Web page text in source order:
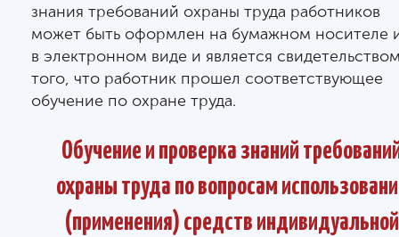
знания требований охраны труда работников
может быть оформлен на бумажном носителе
в электронном виде и является
того, что работник прошел соответствующее
обучение по охране труда.
Обучение и проверка знаний
охраны труда по вопросам
(применения) средств индивидуальной